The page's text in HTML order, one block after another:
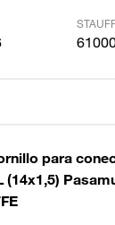
para
(14x1,5)